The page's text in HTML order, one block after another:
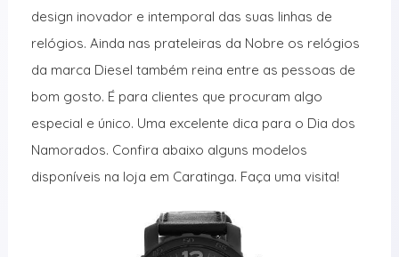
design inovador e intemporal das suas linhas de
relógios. Ainda nas prateleiras da Nobre os relógios
da marca Diesel também reina entre as pessoas de
bom gosto. É para clientes que procuram algo
especial e único. Uma excelente dica para o Dia dos
Namorados. Confira abaixo alguns modelos
disponíveis na loja em Caratinga. Faça uma visita!